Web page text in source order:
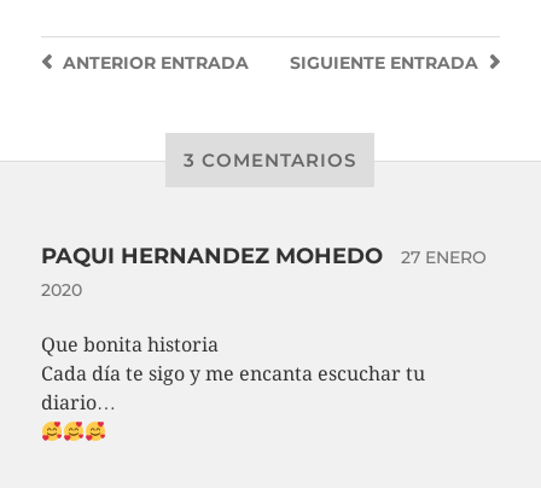
SIGUIENTE ENTRADA
ANTERIORENTRADA
3 COMENTARIOS
PAQUI HERNANDEZ MOHEDO
27 ENERO
2020
Que bonita historia
Cada día te sigo y me encanta escuchar tu
diario…